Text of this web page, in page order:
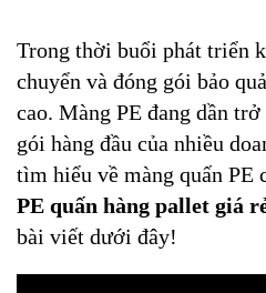
Trong thời buổi phát triển
chuyển và đóng gói bảo
cao. Màng PE đang dần
gói hàng đầu của nhiều
tìm hiểu về màng quấn PE
PE quấn hàng pallet giá
bài viết dưới đây!